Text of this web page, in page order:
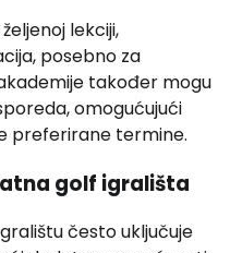
lekciji,
posebno za
također mogu
omogućujući
preferirane termine.
golf igrališta
često uključuje